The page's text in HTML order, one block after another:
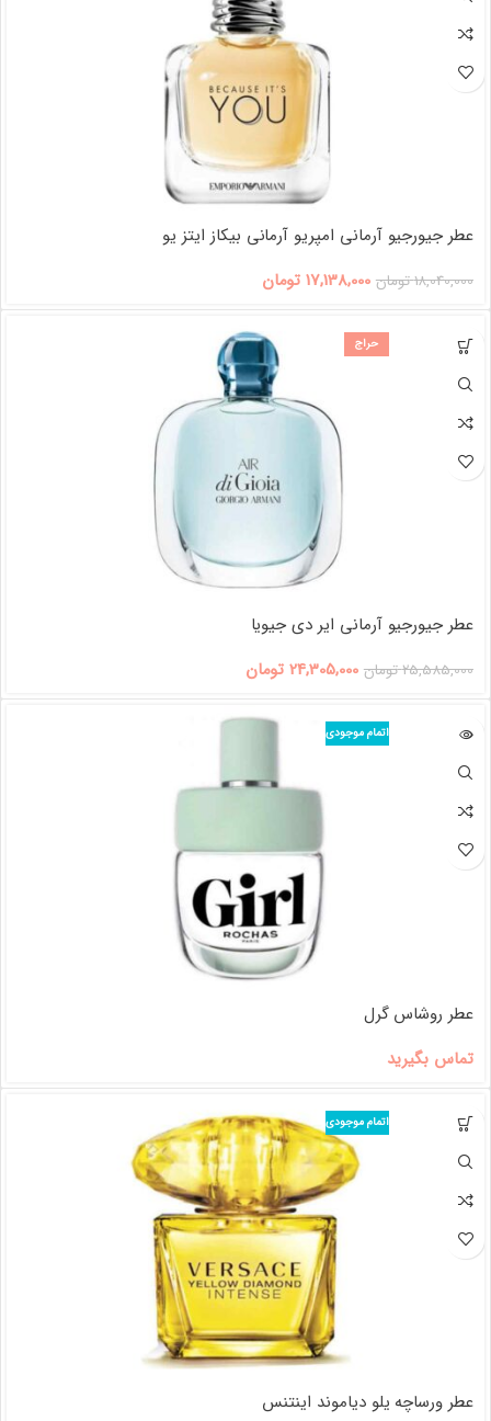
عطر جیورجیو آرمانی امپریو آرمانی بیکاز ایتز یو
18,040,000تومان 17,138,000 تومان
حراج
عطر جیورجیو آرمانی ایر دی جیویا
25,585,000تومان 24,305,000 تومان
اتمام موجودی
عطر روشاس گرل
تماس بگیرید
اتمام موجودی
عطر ورساچه یلو دیاموند اینتنس